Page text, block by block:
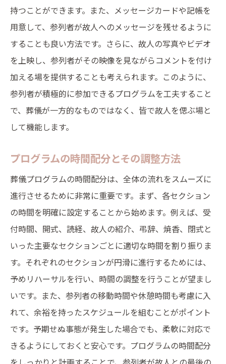
持つことができます。また、メッセージカードや記帳を
用意して、参列者が故人へのメッセージを残せるように
することも良い方法です。さらに、故人の写真やビデオ
を上映し、参列者がその映像を見ながらコメントを付け
加える場を提供することも考えられます。このように、
参列者が積極的に参加できるプログラムを工夫すること
で、葬儀が一方的なものではなく、皆で故人を偲ぶ場と
して機能します。
プログラムの時間配分とその調整方法
葬儀プログラムの時間配分は、全体の流れをスムーズに
進行させるために非常に重要です。まず、各セクション
の時間を明確に設定することから始めます。例えば、受
付時間、開式、読経、故人の紹介、弔辞、焼香、閉式と
いった主要なセクションごとに適切な時間を割り振りま
す。それぞれのセクションが円滑に進行するためには、
予めリハーサルを行い、時間の調整を行うことが望まし
いです。また、参列者の移動時間や休憩時間も考慮に入
れて、余裕を持ったスケジュールを組むことがポイント
です。予期せぬ事態が発生した場合でも、柔軟に対応で
きるようにしておくと安心です。プログラムの時間配分